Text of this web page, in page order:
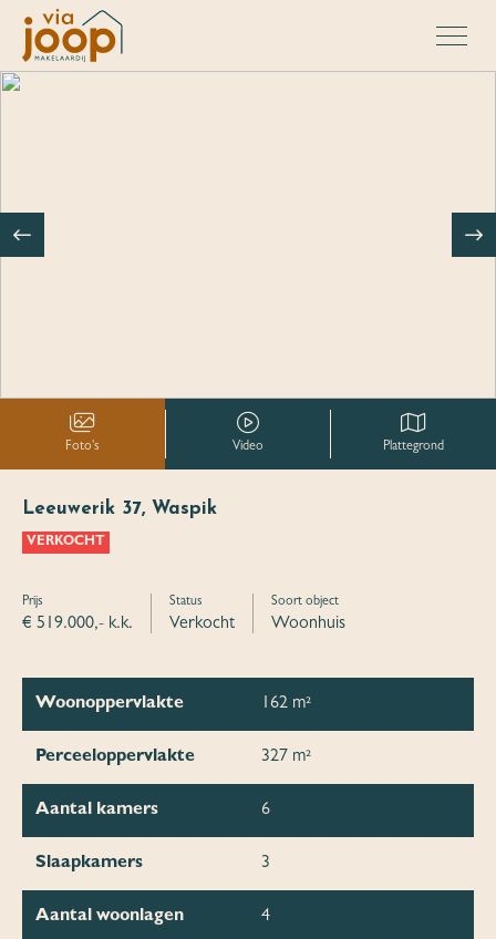
Foto's Video Plattegrond
Leeuwerik 37, Waspik
VERKOCHT
Prijs
€ 519.000,- k.k.
Status
Verkocht
Soort object
Woonhuis
Woonoppervlakte 162 m²
Perceeloppervlakte 327 m²
Aantal kamers 6
Slaapkamers 3
Aantal woonlagen 4